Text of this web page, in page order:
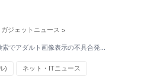
ガジェットニュース >
でアダルト画像表示の不具合発…
) ネット・ITニュース